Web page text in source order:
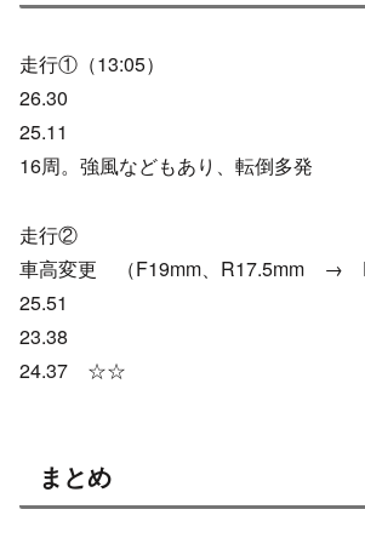
走行①（13:05）
26.30
25.11
16周。強風などもあり、転倒多発
走行②
車高変更 （F19mm、R17.5mm →
25.51
23.38
24.37 ☆☆
まとめ